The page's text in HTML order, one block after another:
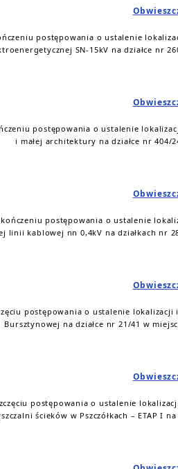
postępowania o ustalenie
SN-15kV na działce nr
postępowania o ustalenie
i małej architektury na działce nr 404/
postępowania o ustalenie
linii kablowej nn 0,4kV na działkach nr
postępowania o ustalenie
Bursztynowej na działce nr 21/41 w
postępowania o ustalenie
ścieków w Pszczółkach – ETAP I